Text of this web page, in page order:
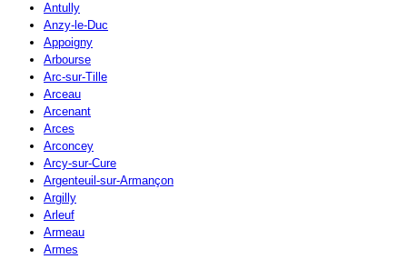
Antully
Anzy-le-Duc
Appoigny
Arbourse
Arc-sur-Tille
Arceau
Arcenant
Arces
Arconcey
Arcy-sur-Cure
Argenteuil-sur-Armançon
Argilly
Arleuf
Armeau
Armes